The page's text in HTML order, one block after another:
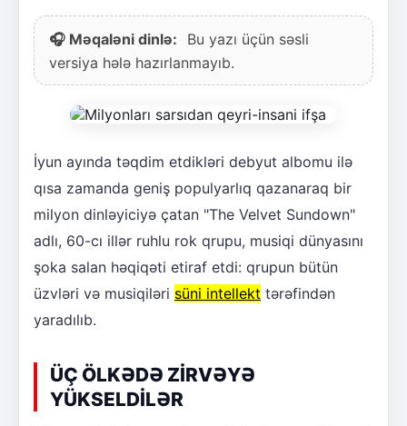
🎧 Məqaləni dinlə:
Bu yazı üçün səsli
versiya hələ hazırlanmayıb.
İyun ayında təqdim etdikləri debyut albomu ilə
qısa zamanda geniş populyarlıq qazanaraq bir
milyon dinləyiciyə çatan "The Velvet Sundown"
adlı, 60-cı illər ruhlu rok qrupu, musiqi dünyasını
şoka salan həqiqəti etiraf etdi: qrupun bütün
üzvləri və musiqiləri süni intellekt tərəfindən
yaradılıb.
ÜÇ ÖLKƏDƏ ZİRVƏYƏ
YÜKSELDİLƏR